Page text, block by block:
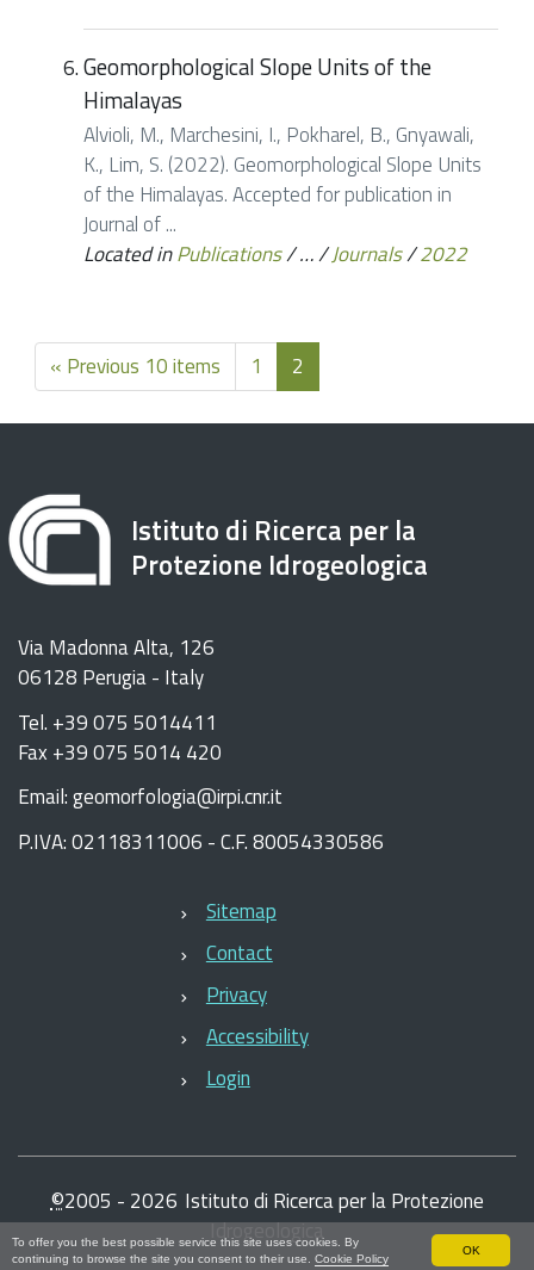
To offer you the best possible service this site uses cookies. By
continuing to browse the site you consent to their use. Cookie Policy
OK
Geomorphological Slope Units of the
Himalayas
Alvioli, M., Marchesini, I., Pokharel, B., Gnyawali,
K., Lim, S. (2022). Geomorphological Slope Units
of the Himalayas. Accepted for publication in
Journal of ...
Located inPublications/…/Journals/2022
« Previous 10 items 1 2
Istituto di Ricerca per la
Protezione Idrogeologica
Via Madonna Alta, 126
06128 Perugia - Italy
Tel. +39 075 5014411
Fax +39 075 5014 420
Email: geomorfologia@irpi.cnr.it
P.IVA: 02118311006 - C.F. 80054330586
Sitemap
Contact
Privacy
Accessibility
Login
©2005 - 2026 Istituto di Ricerca per la Protezione
Idrogeologica